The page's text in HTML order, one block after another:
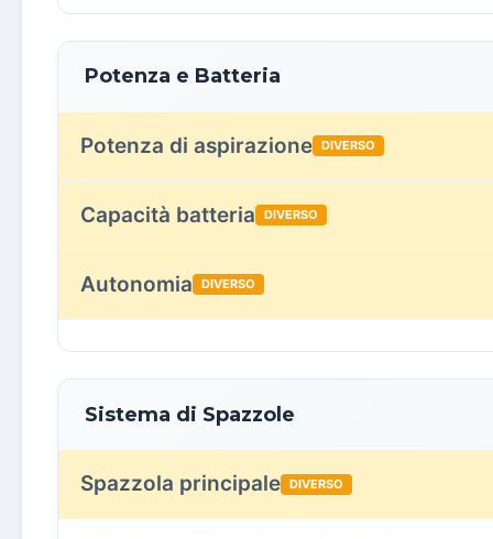
Potenza e Batteria
Potenza di aspirazione DIVERSO
Capacità batteria DIVERSO
Autonomia DIVERSO
Sistema di Spazzole
Spazzola principale DIVERSO